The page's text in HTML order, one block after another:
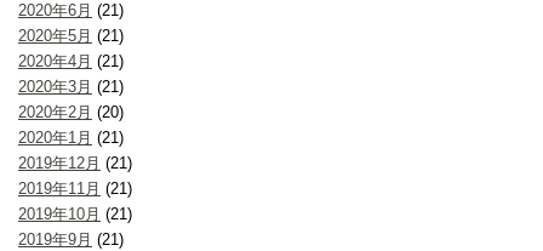
2020年6月 (21)
2020年5月 (21)
2020年4月 (21)
2020年3月 (21)
2020年2月 (20)
2020年1月 (21)
2019年12月 (21)
2019年11月 (21)
2019年10月 (21)
2019年9月 (21)